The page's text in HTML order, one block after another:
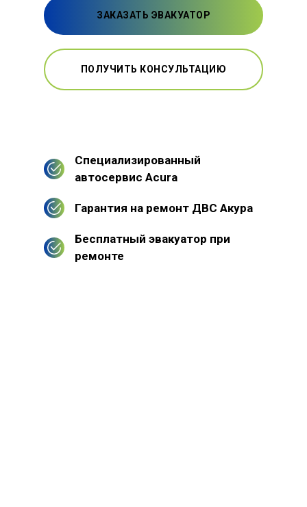
ЗАКАЗАТЬ ЭВАКУАТОР
ПОЛУЧИТЬ КОНСУЛЬТАЦИЮ
Специализированный
автосервис Acura
Гарантия на ремонт ДВС Акура
Бесплатный эвакуатор при
ремонте